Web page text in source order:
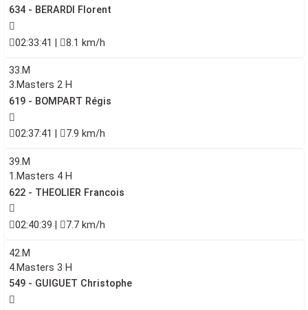
634 - BERARDI Florent
02:33:41 | 8.1 km/h
33.M
3.Masters 2 H
619 - BOMPART Régis
02:37:41 | 7.9 km/h
39.M
1.Masters 4 H
622 - THEOLIER Francois
02:40:39 | 7.7 km/h
42.M
4.Masters 3 H
549 - GUIGUET Christophe